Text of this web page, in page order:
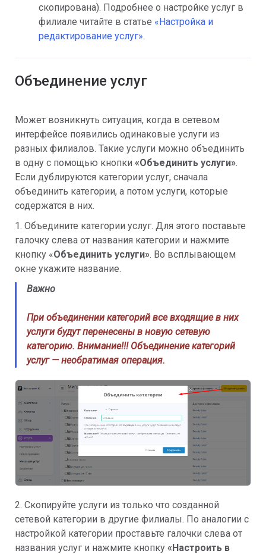
скопирована). Подробнее о настройке услуг в
филиале читайте в статье «Настройка и
редактирование услуг».
Объединение услуг
Может возникнуть ситуация, когда в сетевом
интерфейсе появились одинаковые услуги из
разных филиалов. Такие услуги можно объединить
в одну с помощью кнопки «Объединить услуги».
Если дублируются категории услуг, сначала
объединить категории, а потом услуги, которые
содержатся в них.
1. Объедините категории услуг. Для этого поставьте
галочку слева от названия категории и нажмите
кнопку «Объединить услуги». Во всплывающем
окне укажите название.
Важно
При объединении категорий все входящие в них
услуги будут перенесены в новую сетевую
категорию. Внимание!!! Объединение категорий
услуг — необратимая операция.
2. Скопируйте услуги из только что созданной
сетевой категории в другие филиалы. По аналогии с
настройкой категории проставьте галочки слева от
названия услуг и нажмите кнопку «Настроить в